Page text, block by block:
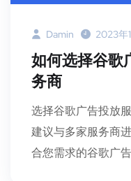
Damin 2023年
如何选择谷歌
务商
选择谷歌广告投放
建议与多家服务商
合您需求的谷歌广